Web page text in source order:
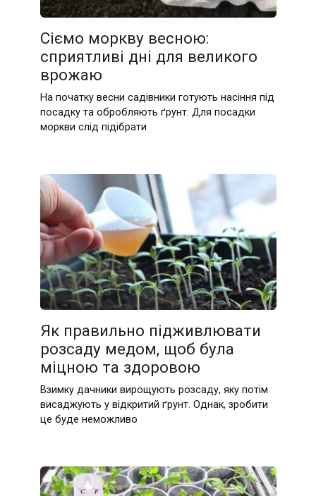
Сіємо моркву весною:
сприятливі дні для великого
врожаю
На початку весни садівники готують насіння під
посадку та обробляють ґрунт. Для посадки
моркви слід підібрати
Як правильно підживлювати
розсаду медом, щоб була
міцною та здоровою
Взимку дачники вирощують розсаду, яку потім
висаджують у відкритий ґрунт. Однак, зробити
це буде неможливо